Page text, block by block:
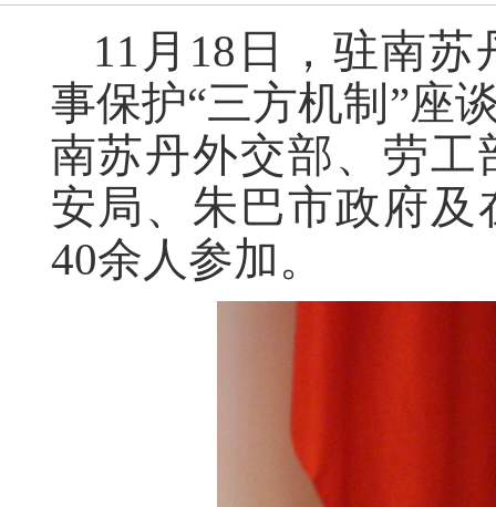
11月18日，驻南
事保护“三方机制”座
南苏丹外交部、劳
安局、朱巴市政府
40余人参加。